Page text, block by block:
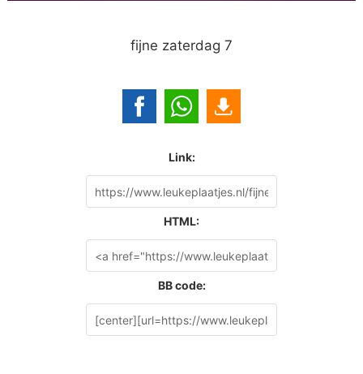
fijne zaterdag 7
Link:
HTML:
BB code: